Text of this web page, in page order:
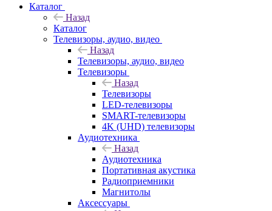
Каталог
Назад
Каталог
Телевизоры, аудио, видео
Назад
Телевизоры, аудио, видео
Телевизоры
Назад
Телевизоры
LED-телевизоры
SMART-телевизоры
4K (UHD) телевизоры
Аудиотехника
Назад
Аудиотехника
Портативная акустика
Радиоприемники
Магнитолы
Аксессуары